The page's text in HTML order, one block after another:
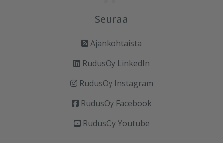
Seuraa
Ajankohtaista
RudusOy LinkedIn
RudusOy Instagram
RudusOy Facebook
RudusOy Youtube